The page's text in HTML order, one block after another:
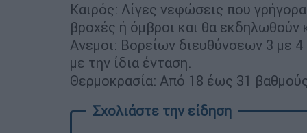
Καιρός: Λίγες νεφώσεις που
βροχές ή όμβροι και θα εκδηλωθούν
Ανεμοι: Βορείων διευθύνσεων 3 με
με την ίδια ένταση.
Θερμοκρασία: Από 18 έως 31